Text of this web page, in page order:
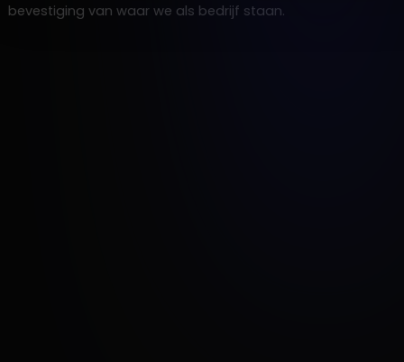
bevestiging van waar we als bedrijf staan.